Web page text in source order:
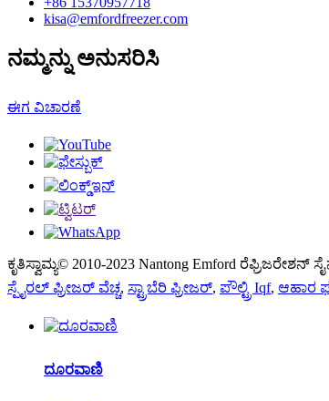
kisa@emfordfreezer.com
ನಮ್ಮನ್ನು ಅನುಸರಿಸಿ
ಈಗ ವಿಚಾರಣೆ
ಕೃತಿಸ್ವಾಮ್ಯ© 2010-2023 Nantong Emford
ಸ್ಪೈರಲ್ ಫ್ರೀಜರ್ ವೆಚ್ಚ, ಸ್ಟ್ರಾಬೆರಿ ಫ್ರೀಜರ್, ಪೌಲ್ಟ್ರಿ Iqf, ಆಹಾರ
ದೂರವಾಣಿ